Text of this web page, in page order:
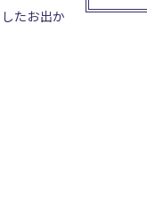
たお出か